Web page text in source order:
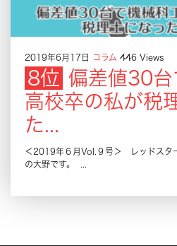
2019年6月17日 コラム 446 Views
偏差値30台
高校卒の私が税
た...
＜2019年６月Vol.９号＞ レッドスタ
の大野です。 ...